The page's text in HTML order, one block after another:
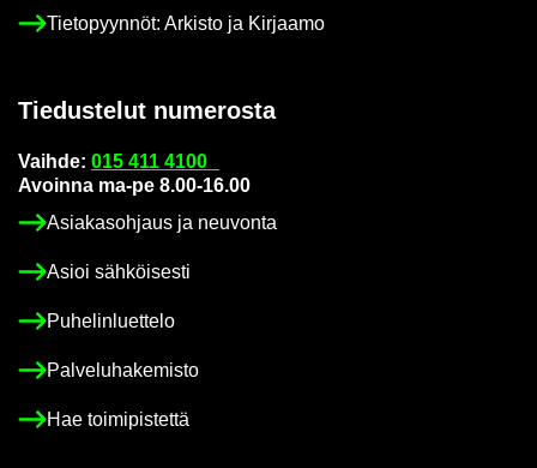
Tie­to­pyyn­nöt: Ar­kis­to ja Kir­jaa­mo
Tie­dus­te­lut nu­me­ros­ta
Vaih­de: 015 411 4100
Avoin­na ma-pe 8.00-16.00
Asia­kas­oh­jaus ja neu­von­ta
Asioi säh­köi­ses­ti
Pu­he­lin­luet­te­lo
Pal­ve­lu­ha­ke­mis­to
Hae toi­mi­pis­tet­tä